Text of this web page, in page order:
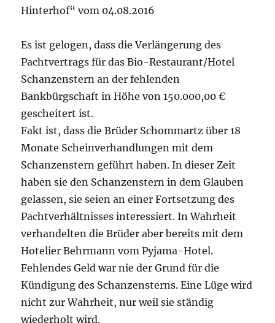
Hinterhof“ vom 04.08.2016
Es ist gelogen, dass die Verlängerung des
Pachtvertrags für das Bio-Restaurant/Hotel
Schanzenstern an der fehlenden
Bankbürgschaft in Höhe von 150.000,00 €
gescheitert ist.
Fakt ist, dass die Brüder Schommartz über 18
Monate Scheinverhandlungen mit dem
Schanzenstern geführt haben. In dieser Zeit
haben sie den Schanzenstern in dem Glauben
gelassen, sie seien an einer Fortsetzung des
Pachtverhältnisses interessiert. In Wahrheit
verhandelten die Brüder aber bereits mit dem
Hotelier Behrmann vom Pyjama-Hotel.
Fehlendes Geld war nie der Grund für die
Kündigung des Schanzensterns. Eine Lüge wird
nicht zur Wahrheit, nur weil sie ständig
wiederholt wird.